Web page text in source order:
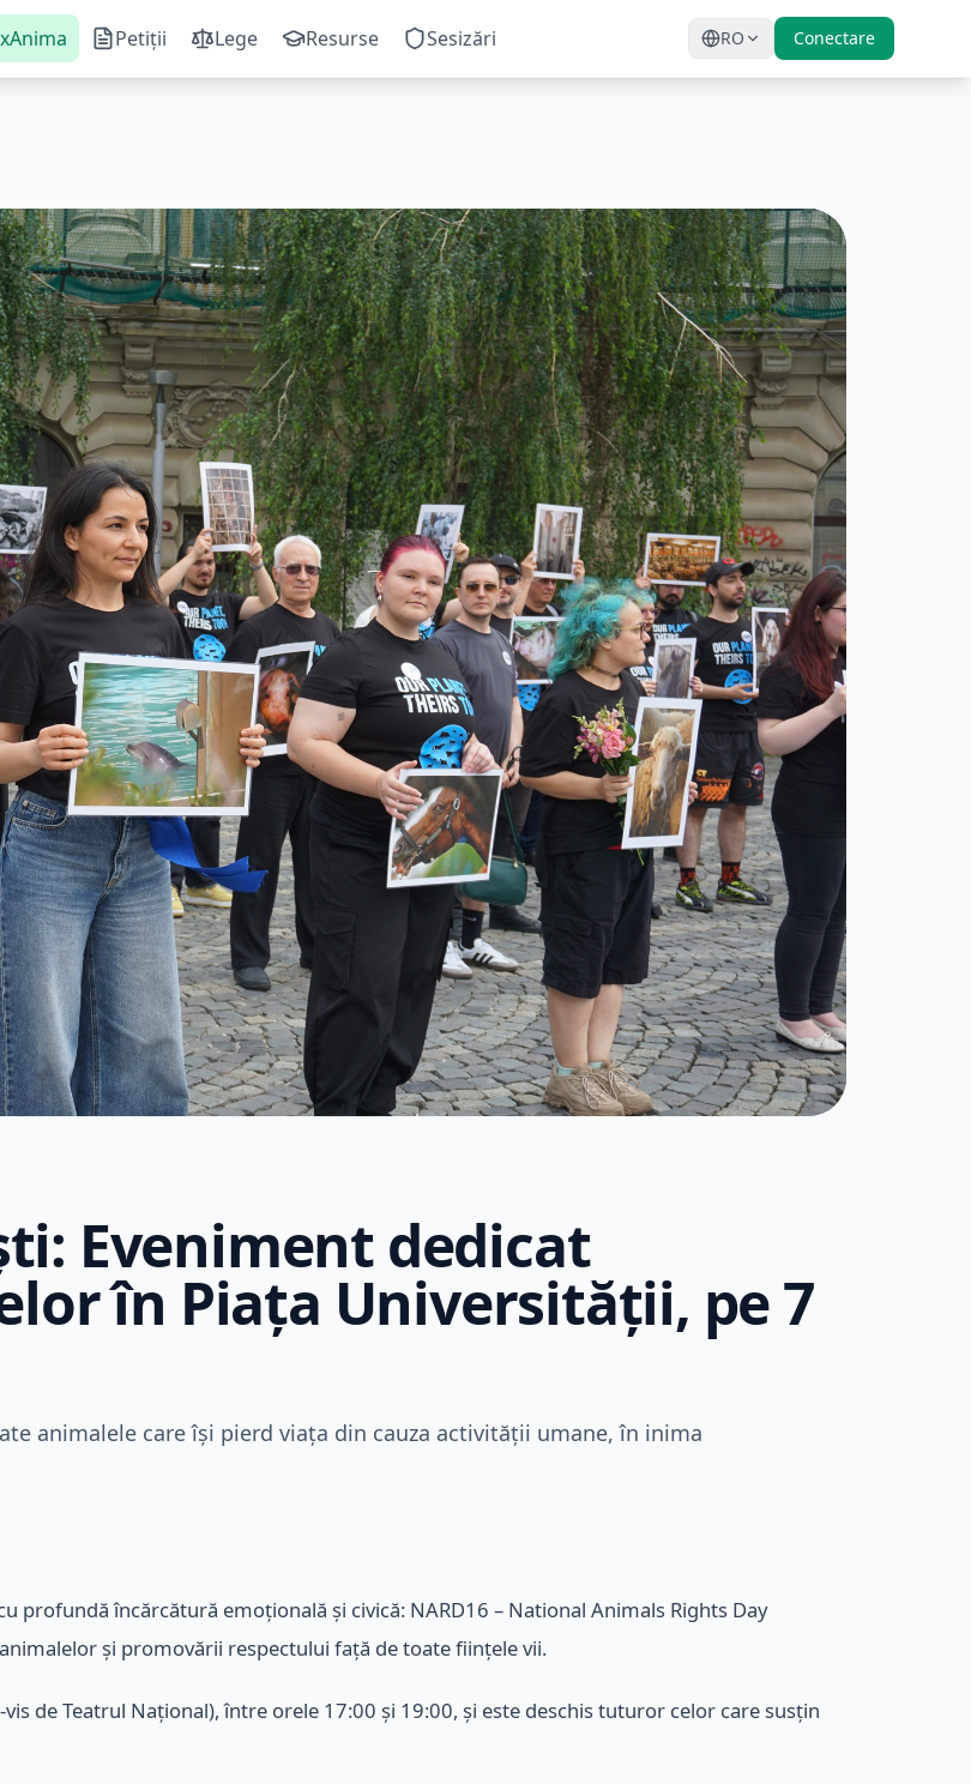
Petiții Lege Resurse Sesizări RO Conectare
Eveniment dedicat
în Piața Universității, pe 7
animalele care își pierd viața din cauza activității umane, în inima
profundă încărcătură emoțională și civică: NARD16 – National Animals Rights Day
și promovării respectului față de toate ființele vii.
de Teatrul Național), între orele 17:00 și 19:00, și este deschis tuturor celor care susțin